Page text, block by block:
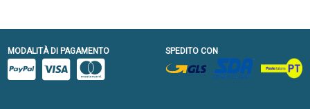
MODALITÀ DI PAGAMENTO SPEDITO CON